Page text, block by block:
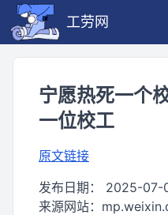
工劳网
宁愿热死一个
一位校工
原文链接
发布日期： 2025-07-
来源网站：